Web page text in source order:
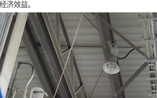
济效益。